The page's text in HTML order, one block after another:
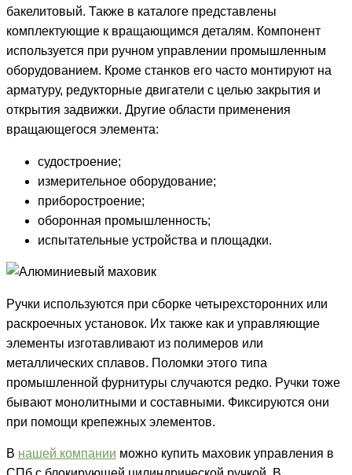
бакелитовый. Также в каталоге представлены
комплектующие к вращающимся деталям. Компонент
используется при ручном управлении промышленным
оборудованием. Кроме станков его часто монтируют на
арматуру, редукторные двигатели с целью закрытия и
открытия задвижки. Другие области применения
вращающегося элемента:
судостроение;
измерительное оборудование;
приборостроение;
оборонная промышленность;
испытательные устройства и площадки.
Ручки используются при сборке четырехсторонних или
раскроечных установок. Их также как и управляющие
элементы изготавливают из полимеров или
металлических сплавов. Поломки этого типа
промышленной фурнитуры случаются редко. Ручки тоже
бывают монолитными и составными. Фиксируются они
при помощи крепежных элементов.
В нашей компании можно купить маховик управления в